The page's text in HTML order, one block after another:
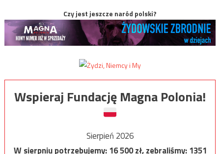
Czy jest jeszcze naród polski?
Wspieraj Fundację Magna Polonia!
Sierpień 2026
W sierpniu potrzebujemy:16 500zł, zebraliśmy:1351